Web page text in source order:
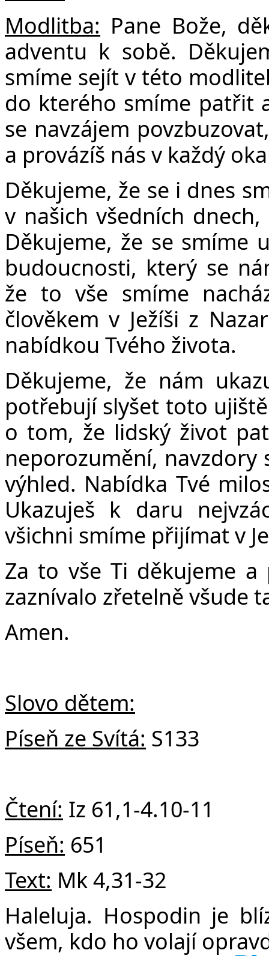
Modlitba: Pane Bože,
adventu k sobě.
smíme sejít v této
do kterého smíme patřit
se navzájem
a provázíš nás v každý
Děkujeme, že se i dnes
v našich všedních
Děkujeme, že se smíme
budoucnosti, který se
že to vše smíme
člověkem v Ježíši z
nabídkou Tvého života.
Děkujeme, že nám
potřebují slyšet toto
o tom, že lidský život
neporozumění, navzdory
výhled. Nabídka Tvé
Ukazuješ k daru
všichni smíme přijímat v
Za to vše Ti děkujeme a
zaznívalo zřetelně všude
Amen.
Slovo dětem:
Píseň ze Svítá: S133
Čtení: Iz 61,1-4.10-11
Píseň: 651
Text: Mk 4,31-32
Haleluja. Hospodin je
všem, kdo ho volají